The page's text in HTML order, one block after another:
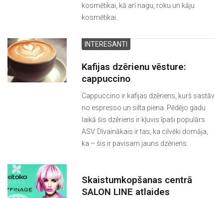
kosmētikai, kā arī nagu, roku un kāju
kosmētikai.
INTERESANTI
Kafijas dzērienu vēsture:
cappuccino
Cappuccino ir kafijas dzēriens, kurš sastāv
no espresso un silta piena. Pēdējo gadu
laikā šis dzēriens ir kļuvis īpaši populārs
ASV. Dīvainākais ir tas, ka cilvēki domāja,
ka – šis ir pavisam jauns dzēriens.
Skaistumkopšanas centrā
SALON LINE atlaides